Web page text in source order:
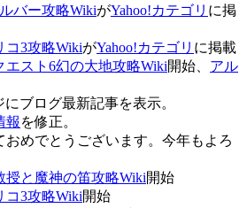
バー攻略WikiがYahoo!カテゴリ に掲
コ3攻略WikiがYahoo!カテゴリ に掲載
エスト6幻の大地攻略Wiki開始、 アル
ブログ最新記事を表示。
報 を修正。
めでとうございます。今年もよろ
授と魔神の笛攻略Wiki開始
コ3攻略Wiki開始